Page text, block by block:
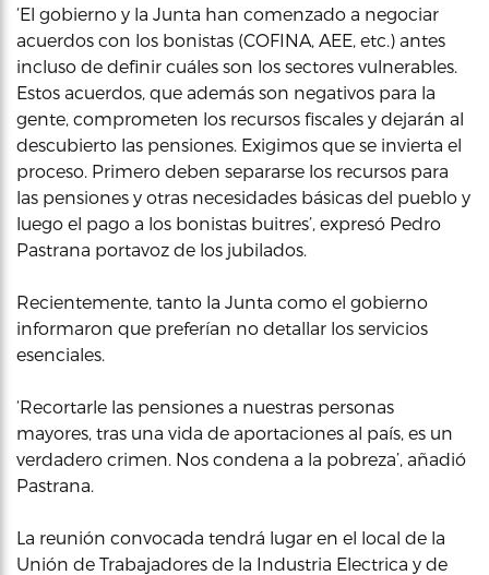
‘El gobierno y la Junta han comenzado a negociar
acuerdos con los bonistas (COFINA, AEE, etc.) antes
incluso de definir cuáles son los sectores vulnerables.
Estos acuerdos, que además son negativos para la
gente, comprometen los recursos fiscales y dejarán al
descubierto las pensiones. Exigimos que se invierta el
proceso. Primero deben separarse los recursos para
las pensiones y otras necesidades básicas del pueblo y
luego el pago a los bonistas buitres’, expresó Pedro
Pastrana portavoz de los jubilados.
Recientemente, tanto la Junta como el gobierno
informaron que preferían no detallar los servicios
esenciales.
‘Recortarle las pensiones a nuestras personas
mayores, tras una vida de aportaciones al país, es un
verdadero crimen. Nos condena a la pobreza’, añadió
Pastrana.
La reunión convocada tendrá lugar en el local de la
Unión de Trabajadores de la Industria Electrica y de